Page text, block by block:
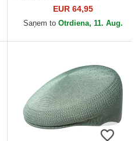
EUR 64,95
Saņem to Otrdiena, 11. Aug.